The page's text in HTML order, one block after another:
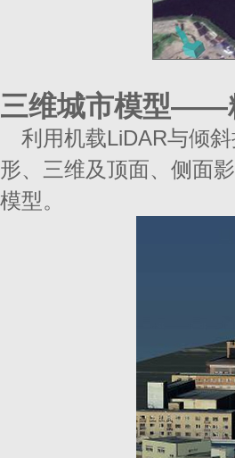
三维城市模型——
利用机载LiDAR与倾
形、三维及顶面、侧面
模型。